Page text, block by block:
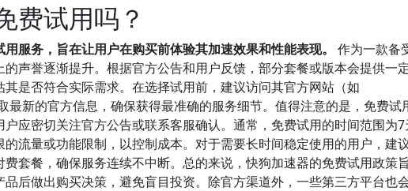
费试用吗？
服务，旨在让用户在购买前体验其加速效果和性能表现。
作为一款备
声誉逐渐提升。根据官方公告和用户反馈，部分套餐或版本会提供一
是否符合实际需求。在选择试用前，建议访问其官方网站（如
新的官方信息，确保获得最准确的服务细节。值得注意的是，免费试
应密切关注官方公告或联系客服确认。通常，免费试用的时间范围为
流量或功能限制，以控制成本。对于需要长时间稳定使用的用户，建
套餐，确保服务连续不中断。总的来说，快狗加速器的免费试用政策
后做出购买决策，避免盲目投资。除官方渠道外，一些第三方平台也